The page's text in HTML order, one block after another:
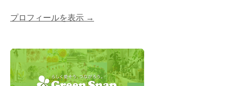
プロフィールを表示 →